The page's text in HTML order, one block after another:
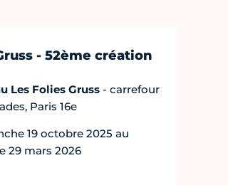
- 52ème création
Les Folies Gruss- carrefour
Paris 16e
19 octobre 2025 au
29 mars 2026